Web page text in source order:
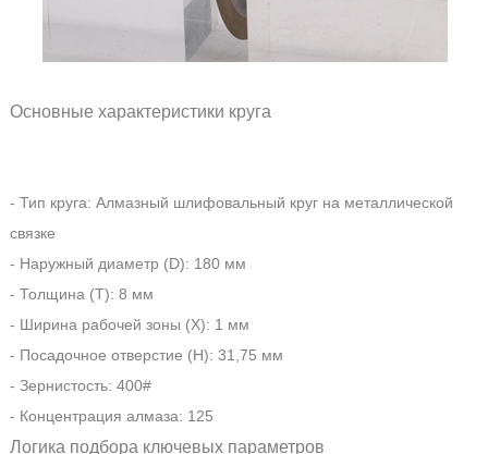
Основные характеристики круга
- Тип круга: Алмазный шлифовальный круг на металлической
связке
- Наружный диаметр (D): 180 мм
- Толщина (T): 8 мм
- Ширина рабочей зоны (X): 1 мм
- Посадочное отверстие (H): 31,75 мм
- Зернистость: 400#
- Концентрация алмаза: 125
Логика подбора ключевых параметров